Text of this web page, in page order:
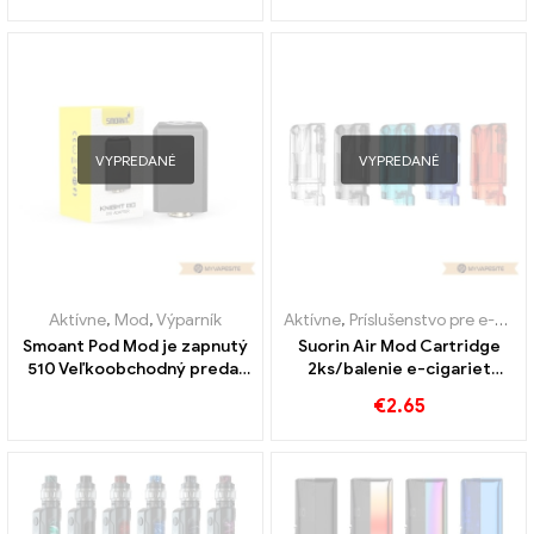
VYPREDANÉ
Aktívne, Mod,Výparník
Smoant Pod Mod je zapnutý
510 Veľkoobchodný predaj
VYPREDANÉ
Aktívne, Príslušenstvo pre e-cigarety
Suorin Air Mod Cartridge
2ks/balenie e-cigariet
€2.65